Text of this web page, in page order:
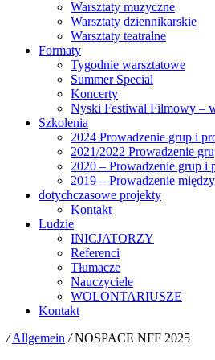
Warsztaty muzyczne
Warsztaty dziennikarskie
Warsztaty teatralne
Formaty
Tygodnie warsztatowe
Summer Special
Koncerty
Nyski Festiwal Filmowy –
Szkolenia
2024 Prowadzenie grup i
2021/2022 Prowadzenie
2020 – Prowadzenie grup i
2019 – Prowadzenie
dotychczasowe projekty
Kontakt
Ludzie
INICJATORZY
Referenci
Tłumacze
Nauczyciele
WOLONTARIUSZE
Kontakt
/ Allgemein / NOSPACE NFF 2025